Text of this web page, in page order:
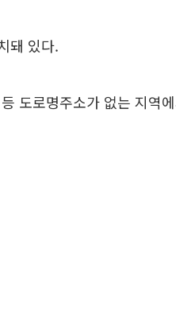
돼 있다.
도로명주소가 없는 지역